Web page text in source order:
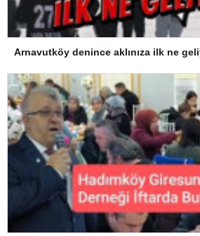
Arnavutköy denince aklınıza ilk ne